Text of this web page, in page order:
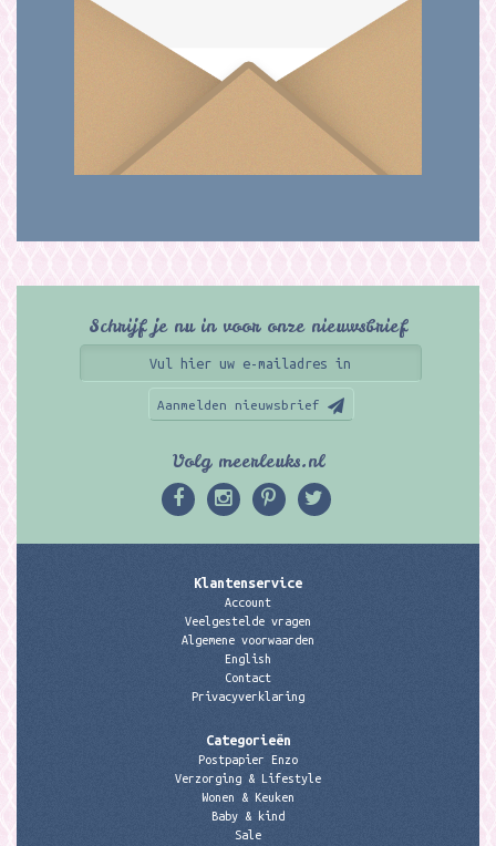
Schrijf je nu in voor onze nieuwsbrief
Aanmelden nieuwsbrief
Volg meerleuks.nl
Klantenservice
Account
Veelgestelde vragen
Algemene voorwaarden
English
Contact
Privacyverklaring
Categorieën
Postpapier Enzo
Verzorging & Lifestyle
Wonen & Keuken
Baby & kind
Sale